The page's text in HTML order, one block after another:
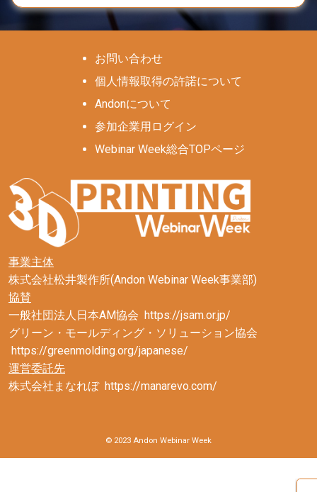
お問い合わせ
個人情報取得の許諾について
Andonについて
参加企業用ログイン
Webinar Week総合TOPページ
事業主体
株式会社松井製作所(Andon Webinar Week事業部)
協賛
一般社団法人日本AM協会 https://jsam.or.jp/
グリーン・モールディング・ソリューション協会
https://greenmolding.org/japanese/
運営委託先
株式会社まなれぼ https://manarevo.com/
© 2023 Andon Webinar Week